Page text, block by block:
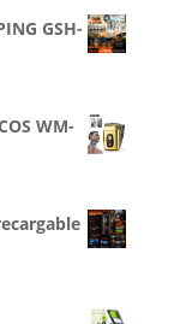
GSH-
WM-